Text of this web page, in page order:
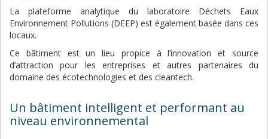
La plateforme analytique du laboratoire Déchets Eaux
Environnement Pollutions (DEEP) est également basée dans ces
locaux.
Ce bâtiment est un lieu propice à l’innovation et source
d’attraction pour les entreprises et autres partenaires du
domaine des écotechnologies et des cleantech.
Un bâtiment intelligent et performant au
niveau environnemental